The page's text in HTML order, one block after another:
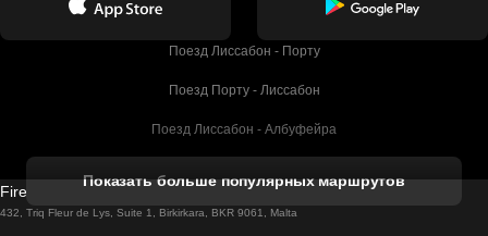
Поезд Лиссабон - Порту
Поезд Порту - Лиссабон
Поезд Лиссабон - Албуфейра
Поезд Лиссабон - Лагос
Показать больше популярных маршрутов
Firebird GT Limited (OC 1451)
432, Triq Fleur de Lys, Suite 1, Birkirkara, BKR 9061, Malta